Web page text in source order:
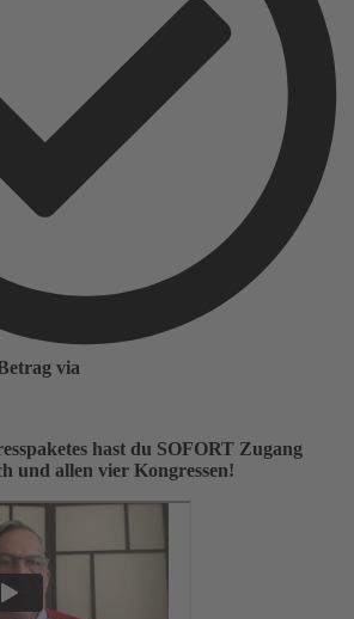
via
hast du SOFORT Zugang
und allen vier Kongressen!